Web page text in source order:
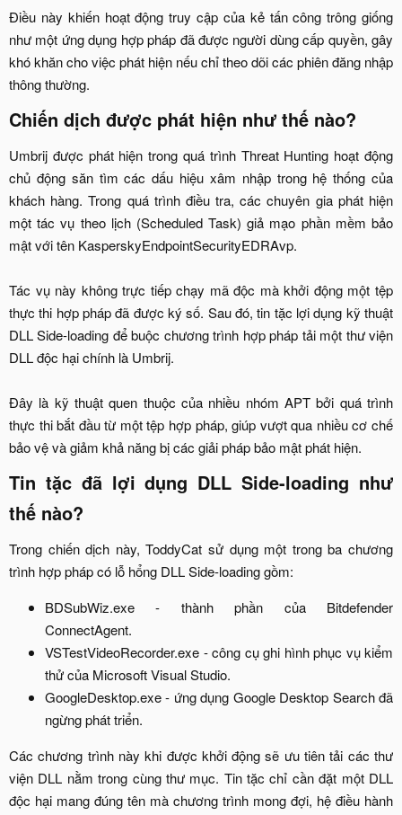
Điều này khiến hoạt động truy cập của kẻ tấn công trông giống
như một ứng dụng hợp pháp đã được người dùng cấp quyền, gây
khó khăn cho việc phát hiện nếu chỉ theo dõi các phiên đăng nhập
thông thường.​
Chiến dịch được phát hiện như thế nào?​
Umbrij được phát hiện trong quá trình Threat Hunting hoạt động
chủ động săn tìm các dấu hiệu xâm nhập trong hệ thống của
khách hàng. Trong quá trình điều tra, các chuyên gia phát hiện
một tác vụ theo lịch (Scheduled Task) giả mạo phần mềm bảo
mật với tên KasperskyEndpointSecurityEDRAvp.
Tác vụ này không trực tiếp chạy mã độc mà khởi động một tệp
thực thi hợp pháp đã được ký số. Sau đó, tin tặc lợi dụng kỹ thuật
DLL Side-loading để buộc chương trình hợp pháp tải một thư viện
DLL độc hại chính là Umbrij.
Đây là kỹ thuật quen thuộc của nhiều nhóm APT bởi quá trình
thực thi bắt đầu từ một tệp hợp pháp, giúp vượt qua nhiều cơ chế
bảo vệ và giảm khả năng bị các giải pháp bảo mật phát hiện.​
Tin tặc đã lợi dụng DLL Side-loading như
thế nào?​
Trong chiến dịch này, ToddyCat sử dụng một trong ba chương
trình hợp pháp có lỗ hổng DLL Side-loading gồm:​
BDSubWiz.exe - thành phần của Bitdefender
ConnectAgent.​
VSTestVideoRecorder.exe - công cụ ghi hình phục vụ kiểm
thử của Microsoft Visual Studio.​
GoogleDesktop.exe - ứng dụng Google Desktop Search đã
ngừng phát triển.​
Các chương trình này khi được khởi động sẽ ưu tiên tải các thư
viện DLL nằm trong cùng thư mục. Tin tặc chỉ cần đặt một DLL
độc hại mang đúng tên mà chương trình mong đợi, hệ điều hành